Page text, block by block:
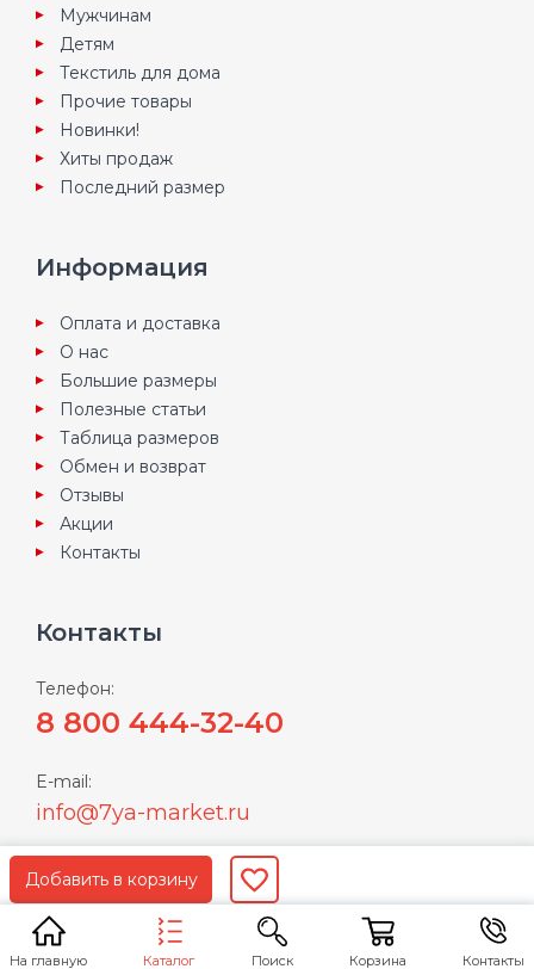
На главную Каталог Поиск Корзина Контакты
Мужчинам
Детям
Текстиль для дома
Прочие товары
Новинки!
Хиты продаж
Последний размер
Информация
Оплата и доставка
О нас
Большие размеры
Полезные статьи
Таблица размеров
Обмен и возврат
Отзывы
Акции
Контакты
Контакты
Телефон:
8 800 444-32-40
E-mail:
info@7ya-market.ru
Пользуясь нашим сайтом Вы соглашаетесь с
условиямиполитики конфиденциальности